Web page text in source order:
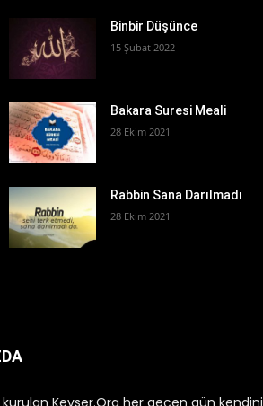
Binbir Düşünce
15 Şubat 2022
Bakara Suresi Meali
28 Ekim 2021
Rabbin Sana Darılmadı
28 Ekim 2021